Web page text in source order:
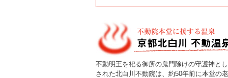
不動明王を祀る御所の鬼門除けの守護神と
された北白川不動院は、約50年前に本堂の